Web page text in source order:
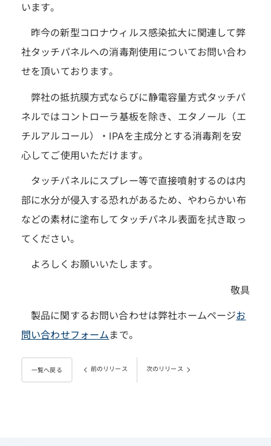
います。
昨今の新型コロナウィルス感染拡大に関連して弊
社タッチパネルへの消毒剤使用についてお問い合わ
せを頂いております。
弊社の抵抗膜方式ならびに静電容量方式タッチパ
ネルではコントローラ基板を除き、エタノール（エ
チルアルコール）・IPAを主成分とする消毒剤を安
心してご使用いただけます。
タッチパネルにスプレー等で直接噴射するのは内
部に水分が侵入する恐れがあるため、やわらかい布
などの素材に塗布してタッチパネル表面を拭き取っ
てください。
よろしくお願いいたします。
敬具
製品に関するお問い合わせは弊社ホームページお
問い合わせフォーム まで。
一覧へ戻る 前のリリース 次のリリース